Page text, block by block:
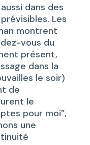
dans des
Les
montrent
vous du
présent,
dans la
le soir)
de
le
pour moi”,
une